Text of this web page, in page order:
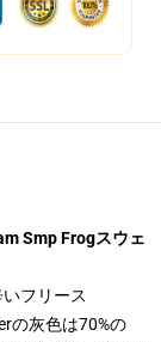
Smp Frogスウェ
フリース
の灰色は70%の